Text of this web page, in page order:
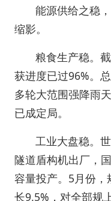
能源供给之稳
缩影。
粮食生产稳。
获进度已过96%。
多轮大范围强降雨
已成定局。
工业大盘稳。
隧道盾构机出厂，
容量投产。5月份
长9.5%，对全部规